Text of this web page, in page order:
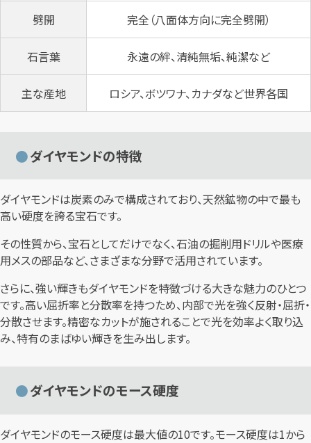
劈開 完全（八面体方向に完全劈開）
石言葉 永遠の絆、清純無垢、純潔など
主な産地 ロシア、ボツワナ、カナダなど世界各国
ダイヤモンドの特徴
ダイヤモンドは炭素のみで構成されており、天然鉱物の中で最も
高い硬度を誇る宝石です。
その性質から、宝石としてだけでなく、石油の掘削用ドリルや医療
用メスの部品など、さまざまな分野で活用されています。
さらに、強い輝きもダイヤモンドを特徴づける大きな魅力のひとつ
です。高い屈折率と分散率を持つため、内部で光を強く反射・屈折・
分散させます。精密なカットが施されることで光を効率よく取り込
み、特有のまばゆい輝きを生み出します。
ダイヤモンドのモース硬度
ダイヤモンドのモース硬度は最大値の10です。モース硬度は1から